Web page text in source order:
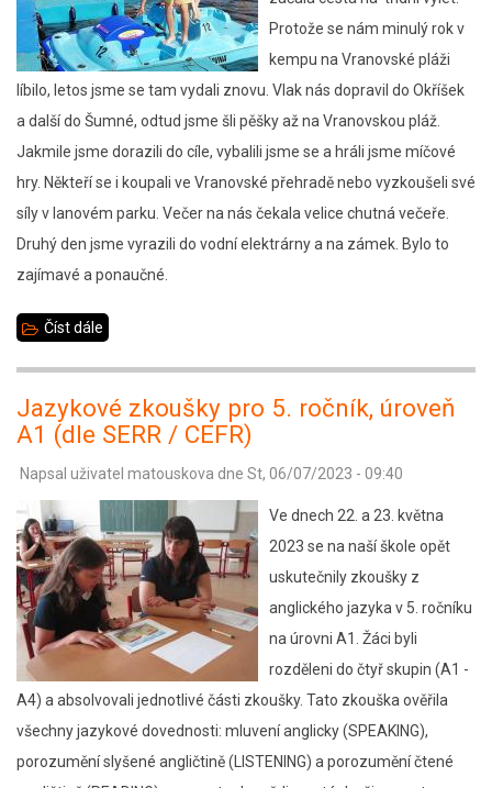
Protože se nám minulý rok v
kempu na Vranovské pláži
líbilo, letos jsme se tam vydali znovu. Vlak nás dopravil do Okříšek
a další do Šumné, odtud jsme šli pěšky až na Vranovskou pláž.
Jakmile jsme dorazili do cíle, vybalili jsme se a hráli jsme míčové
hry. Někteří se i koupali ve Vranovské přehradě nebo vyzkoušeli své
síly v lanovém parku. Večer na nás čekala velice chutná večeře.
Druhý den jsme vyrazili do vodní elektrárny a na zámek. Bylo to
zajímavé a ponaučné.
Číst dále
Vranovskou
9.B
Jazykové zkoušky pro 5. ročník, úroveň
A1 (dle SERR / CEFR)
Napsal uživatel matouskova dne St, 06/07/2023 - 09:40
Ve dnech 22. a 23. května
2023 se na naší škole opět
uskutečnily zkoušky z
anglického jazyka v 5. ročníku
na úrovni A1. Žáci byli
rozděleni do čtyř skupin (A1 -
A4) a absolvovali jednotlivé části zkoušky. Tato zkouška ověřila
všechny jazykové dovednosti: mluvení anglicky (SPEAKING),
porozumění slyšené angličtině (LISTENING) a porozumění čtené